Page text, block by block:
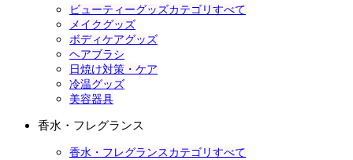
ビューティーグッズカテゴリすべて
メイクグッズ
ボディケアグッズ
ヘアブラシ
日焼け対策・ケア
冷温グッズ
美容器具
香水・フレグランス
香水・フレグランスカテゴリすべて